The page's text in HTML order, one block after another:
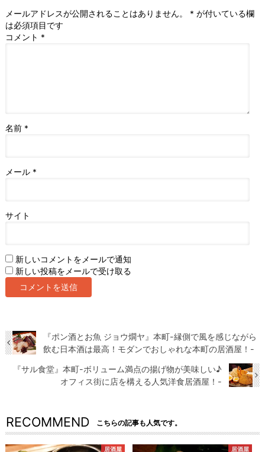
メールアドレスが公開されることはありません。 * が付いている欄
は必須項目です
コメント *
名前 *
メール *
サイト
新しいコメントをメールで通知
新しい投稿をメールで受け取る
『ポン酒とお魚 ジョウ燗ヤ』本町-縁側で風を感じながら
飲む日本酒は最高！モダンでおしゃれな本町の居酒屋！-
『サル食堂』本町-ボリューム満点の揚げ物が美味しい♪
オフィス街に店を構える人気洋食居酒屋！-
RECOMMEND こちらの記事も人気です。
居酒屋 居酒屋